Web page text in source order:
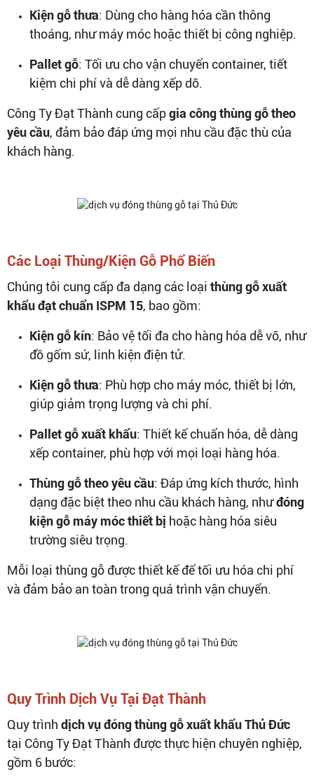
Kiện gỗ thưa: Dùng cho hàng hóa cần thông
thoáng, như máy móc hoặc thiết bị công nghiệp.
Pallet gỗ: Tối ưu cho vận chuyển container, tiết
kiệm chi phí và dễ dàng xếp dỡ.
Công Ty Đạt Thành cung cấpgia công thùng gỗ theo
yêu cầu, đảm bảo đáp ứng mọi nhu cầu đặc thù của
khách hàng.
Các Loại Thùng/Kiện Gỗ Phổ Biến
Chúng tôi cung cấp đa dạng các loại thùng gỗ xuất
khẩu đạt chuẩn ISPM 15, bao gồm:
Kiện gỗ kín: Bảo vệ tối đa cho hàng hóa dễ vỡ, như
đồ gốm sứ, linh kiện điện tử.
Kiện gỗ thưa: Phù hợp cho máy móc, thiết bị lớn,
giúp giảm trọng lượng và chi phí.
Pallet gỗ xuất khẩu: Thiết kế chuẩn hóa, dễ dàng
xếp container, phù hợp với mọi loại hàng hóa.
Thùng gỗ theo yêu cầu: Đáp ứng kích thước, hình
dạng đặc biệt theo nhu cầu khách hàng, nhưđóng
kiện gỗ máy móc thiết bị hoặc hàng hóa siêu
trường siêu trọng.
Mỗi loại thùng gỗ được thiết kế để tối ưu hóa chi phí
và đảm bảo an toàn trong quá trình vận chuyển.
Quy Trình Dịch Vụ Tại Đạt Thành
Quy trình dịch vụ đóng thùng gỗ xuất khẩu Thủ Đức
tại Công Ty Đạt Thành được thực hiện chuyên nghiệp,
gồm 6 bước: